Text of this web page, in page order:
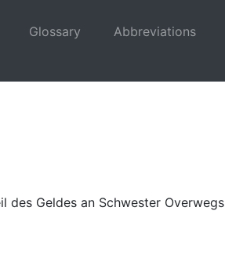
Glossary Abbreviations
des Geldes an Schwester Overwegs